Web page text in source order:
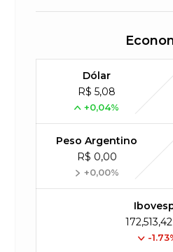
Dólar
R$ 5,08
+0,04%
Peso Argentino
R$ 0,00
+0,00%
-